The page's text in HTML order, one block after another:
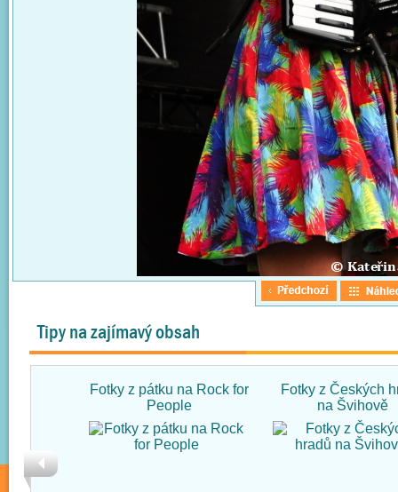
Tipy na zajímavý obsah
Fotky z pátku na Rock for
People
Fotky z Českých
na Švihově